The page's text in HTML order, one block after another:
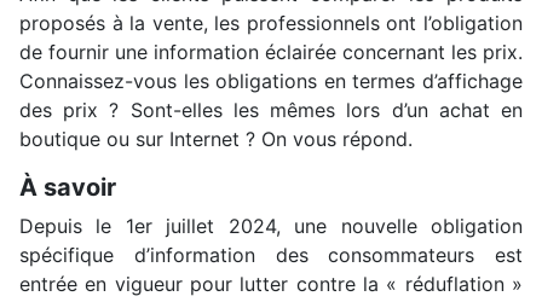
proposés à la vente, les professionnels ont l’obligation
de fournir une information éclairée concernant les prix.
Connaissez-vous les obligations en termes d’affichage
des prix ? Sont-elles les mêmes lors d’un achat en
boutique ou sur Internet ? On vous répond.
À savoir
Depuis le 1er juillet 2024, une nouvelle obligation
spécifique d’information des consommateurs est
entrée en vigueur pour lutter contre la « réduflation »